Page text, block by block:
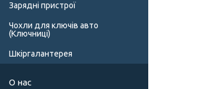
Зарядні пристрої
Чохли для ключів авто
(Ключниці)
Шкіргалантерея
О нас